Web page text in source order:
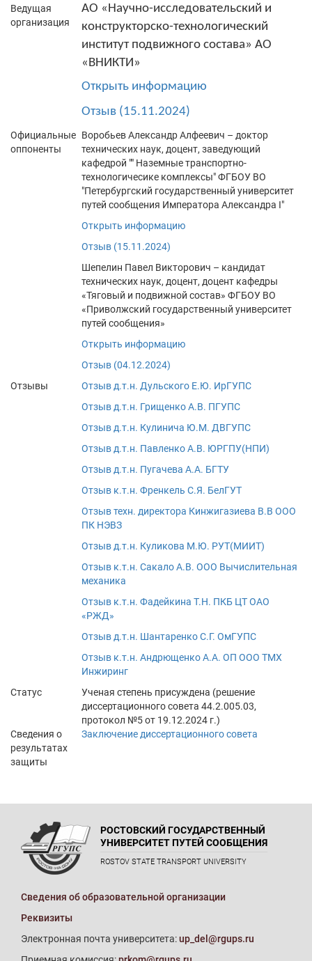
Ведущая
организация
АО «Научно-исследовательский и
конструкторско-технологический
институт подвижного состава» АО
«ВНИКТИ»
Открыть информацию
Отзыв (15.11.2024)
Официальные
оппоненты
Воробьев Александр Алфеевич – доктор
технических наук, доцент, заведующий
кафедрой "" Наземные транспортно-
технологичесике комплексы" ФГБОУ ВО
"Петербургский государственный университет
путей сообщения Императора Александра I"
Открыть информацию
Отзыв (15.11.2024)
Шепелин Павел Викторович – кандидат
технических наук, доцент, доцент кафедры
«Тяговый и подвижной состав» ФГБОУ ВО
«Приволжский государственный университет
путей сообщения»
Открыть информацию
Отзыв (04.12.2024)
Отзывы
Отзыв д.т.н. Дульского Е.Ю. ИрГУПС
Отзыв д.т.н. Грищенко А.В. ПГУПС
Отзыв д.т.н. Кулинича Ю.М. ДВГУПС
Отзыв д.т.н. Павленко А.В. ЮРГПУ(НПИ)
Отзыв д.т.н. Пугачева А.А. БГТУ
Отзыв к.т.н. Френкель С.Я. БелГУТ
Отзыв техн. директора Кинжигазиева В.В ООО
ПК НЭВЗ
Отзыв д.т.н. Куликова М.Ю. РУТ(МИИТ)
Отзыв к.т.н. Сакало А.В. ООО Вычислительная
механика
Отзыв к.т.н. Фадейкина Т.Н. ПКБ ЦТ ОАО
«РЖД»
Отзыв д.т.н. Шантаренко С.Г. ОмГУПС
Отзыв к.т.н. Андрющенко А.А. ОП ООО ТМХ
Инжиринг
Статус
Ученая степень присуждена (решение
диссертационного совета 44.2.005.03,
протокол №5 от 19.12.2024 г.)
Сведения о
результатах
защиты
Заключение диссертационного совета
РОСТОВСКИЙ ГОСУДАРСТВЕННЫЙ
УНИВЕРСИТЕТ ПУТЕЙ СООБЩЕНИЯ
ROSTOV STATE TRANSPORT UNIVERSITY
Сведения об образовательной организации
Реквизиты
Электронная почта университета:up_del@rgups.ru